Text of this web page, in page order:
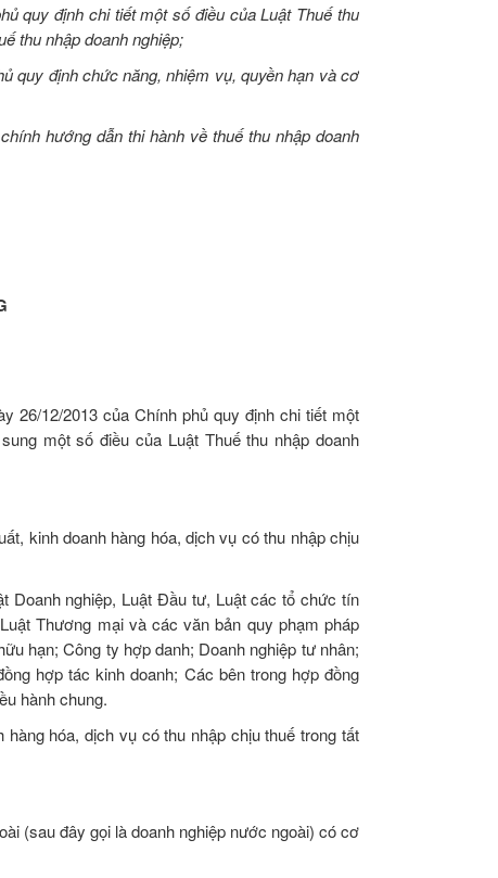
quy định chi tiết một số điều của Luật Thuế thu
thu nhập doanh nghiệp;
quy định chức năng, nhiệm vụ, quyền hạn và cơ
hướng dẫn thi hành về thuế thu nhập doanh
26/12/2013 của Chính phủ quy định chi tiết một
một số điều của Luật Thuế thu nhập doanh
kinh doanh hàng hóa, dịch vụ có thu nhập chịu
Doanh nghiệp, Luật Đầu tư, Luật các tổ chức tín
Thương mại và các văn bản quy phạm pháp
hạn; Công ty hợp danh; Doanh nghiệp tư nhân;
hợp tác kinh doanh; Các bên trong hợp đồng
hành chung.
hóa, dịch vụ có thu nhập chịu thuế trong tất
(sau đây gọi là doanh nghiệp nước ngoài) có cơ